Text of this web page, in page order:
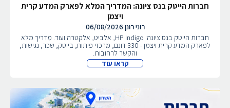
חברות הייטק בנס ציונה: המדריך המלא לפארק המדע קרית
ויצמן
רוני רונן 06/08/2026
חברות הייטק בנס ציונה: HP Indigo, אלביט, אלקטרה ועוד. מדריך מלא
לפארק המדע קרית ויצמן - 330 דונם, מרכזי פיתוח, ביוטק, שכר, נגישות,
והקשר לרחובות.
קראו עוד